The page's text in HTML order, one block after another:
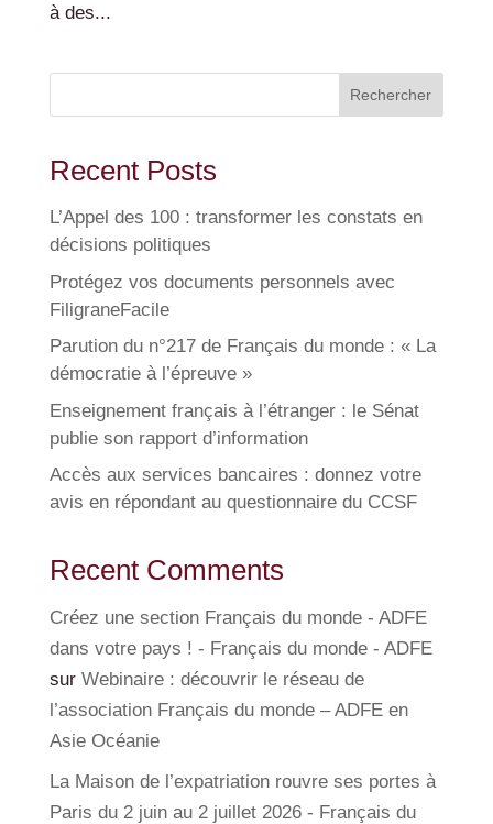
à des...
Rechercher
Recent Posts
L’Appel des 100 : transformer les constats en
décisions politiques
Protégez vos documents personnels avec
FiligraneFacile
Parution du n°217 de Français du monde : « La
démocratie à l’épreuve »
Enseignement français à l’étranger : le Sénat
publie son rapport d’information
Accès aux services bancaires : donnez votre
avis en répondant au questionnaire du CCSF
Recent Comments
Créez une section Français du monde - ADFE
dans votre pays ! - Français du monde - ADFE
sur Webinaire : découvrir le réseau de
l’association Français du monde – ADFE en
Asie Océanie
La Maison de l’expatriation rouvre ses portes à
Paris du 2 juin au 2 juillet 2026 - Français du